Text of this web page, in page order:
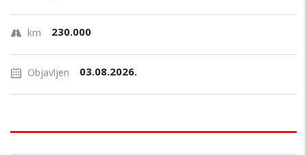
km 230.000
Objavljen 03.08.2026.